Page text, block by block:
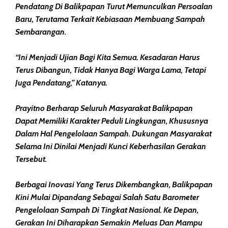
Pendatang Di Balikpapan Turut Memunculkan Persoalan
Baru, Terutama Terkait Kebiasaan Membuang Sampah
Sembarangan.
“Ini Menjadi Ujian Bagi Kita Semua. Kesadaran Harus
Terus Dibangun, Tidak Hanya Bagi Warga Lama, Tetapi
Juga Pendatang,” Katanya.
Prayitno Berharap Seluruh Masyarakat Balikpapan
Dapat Memiliki Karakter Peduli Lingkungan, Khususnya
Dalam Hal Pengelolaan Sampah. Dukungan Masyarakat
Selama Ini Dinilai Menjadi Kunci Keberhasilan Gerakan
Tersebut.
Berbagai Inovasi Yang Terus Dikembangkan, Balikpapan
Kini Mulai Dipandang Sebagai Salah Satu Barometer
Pengelolaan Sampah Di Tingkat Nasional. Ke Depan,
Gerakan Ini Diharapkan Semakin Meluas Dan Mampu